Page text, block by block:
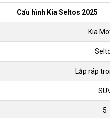
Cấu hình Kia Seltos 2025
Kia
Lắp ráp
5